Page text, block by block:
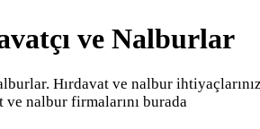
ve Nalburlar
Hırdavat ve nalbur
ve nalbur firmalarını burada